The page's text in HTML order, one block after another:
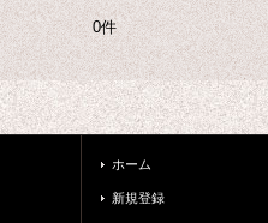
0件
ホーム
新規登録